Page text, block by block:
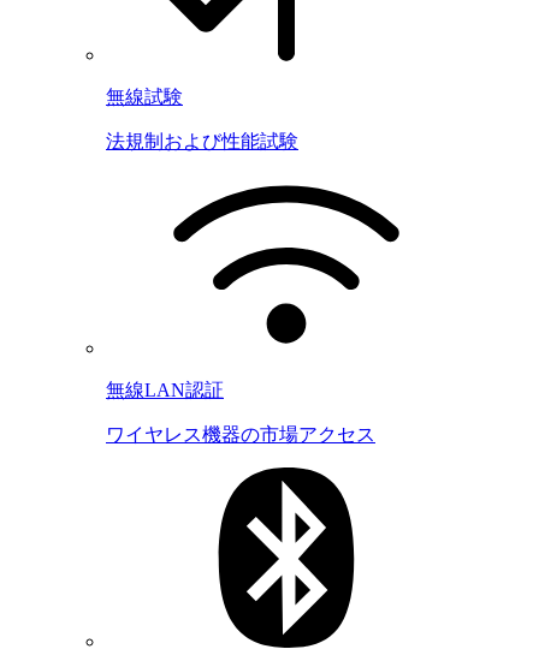
無線試験
法規制および性能試験
無線LAN認証
ワイヤレス機器の市場アクセス